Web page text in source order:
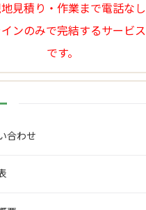
見積り・作業まで電話なし
ンのみで完結するサービス
です。
合わせ